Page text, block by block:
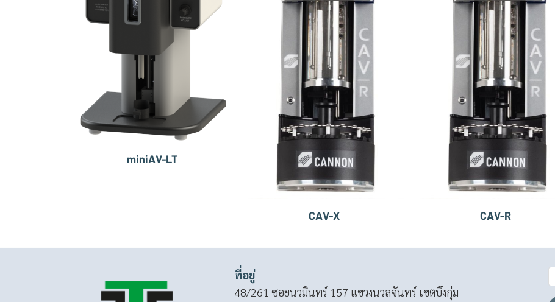
miniAV-LT
CAV-X CAV-R
ที่อยู่
48/261 ซอยนวมินทร์ 157 แขวงนวลจันทร์ เขตบึงกุ่ม